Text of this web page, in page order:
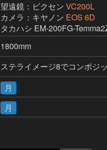
望遠鏡：ビクセン VC200L
カメラ：キヤノン EOS 6D
タカハシ EM-200FG-
1800mm
ステライメージ8でコンポジ
月
月